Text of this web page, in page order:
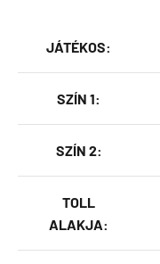
JÁTÉKOS:
SZÍN 1:
SZÍN 2:
TOLL
ALAKJA: